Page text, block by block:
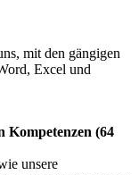
mit den gängigen
Excel und
Kompetenzen (64
unsere